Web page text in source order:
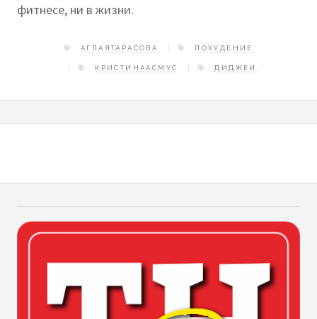
фитнесе, ни в жизни.
АГЛАЯТАРАСОВА ПОХУДЕНИЕ
КРИСТИНААСМУС ДИДЖЕИ